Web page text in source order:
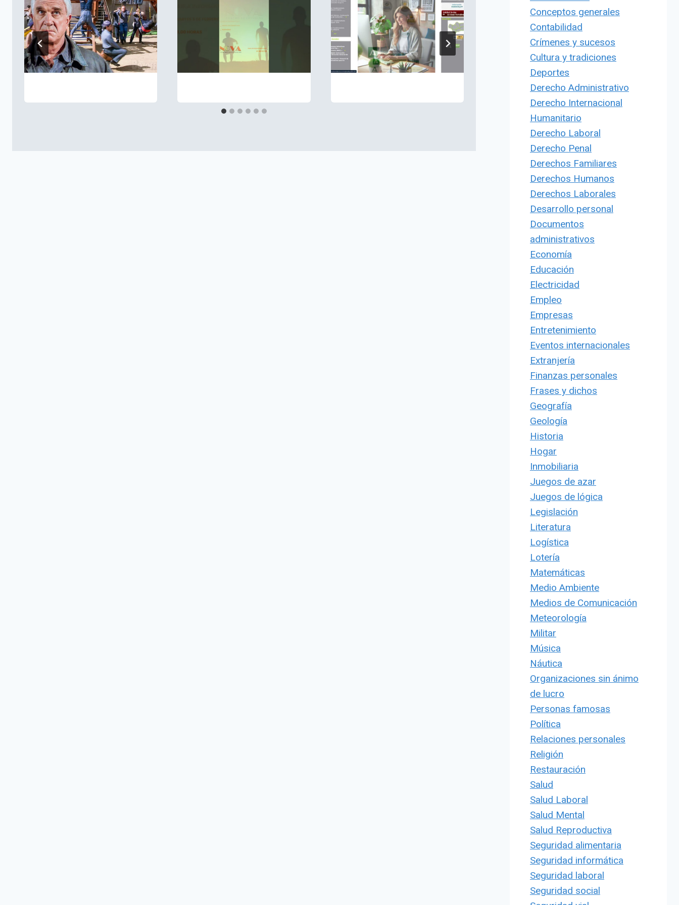
Conceptos generales
Contabilidad
Crímenes y sucesos
Cultura y tradiciones
Deportes
Derecho Administrativo
Derecho Internacional
Humanitario
Derecho Laboral
Derecho Penal
Derechos Familiares
Derechos Humanos
Derechos Laborales
Desarrollo personal
Documentos
administrativos
Economía
Educación
Electricidad
Empleo
Empresas
Entretenimiento
Eventos internacionales
Extranjería
Finanzas personales
Frases y dichos
Geografía
Geología
Historia
Hogar
Inmobiliaria
Juegos de azar
Juegos de lógica
Legislación
Literatura
Logística
Lotería
Matemáticas
Medio Ambiente
Medios de Comunicación
Meteorología
Militar
Música
Náutica
Organizaciones sin ánimo
de lucro
Personas famosas
Política
Relaciones personales
Religión
Restauración
Salud
Salud Laboral
Salud Mental
Salud Reproductiva
Seguridad alimentaria
Seguridad informática
Seguridad laboral
Seguridad social